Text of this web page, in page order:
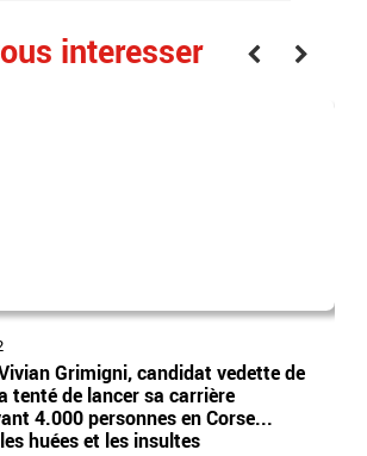
interesser
Grimigni, candidat vedette de
tenté de lancer sa carrière
4.000 personnes en Corse...
huées et les insultes